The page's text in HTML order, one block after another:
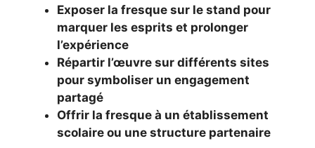
Exposer la fresque sur le stand pour
marquer les esprits et prolonger
l’expérience
Répartir l’œuvre sur différents sites
pour symboliser un engagement
partagé
Offrir la fresque à un établissement
scolaire ou une structure partenaire